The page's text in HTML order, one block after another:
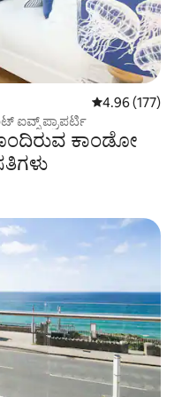
5 ರಲ್ಲಿ 4.96
4.96 (177)
ಐವ್ಸ್ ಪ್ರಾಪರ್ಟಿ
ಕಾಂಡೋ